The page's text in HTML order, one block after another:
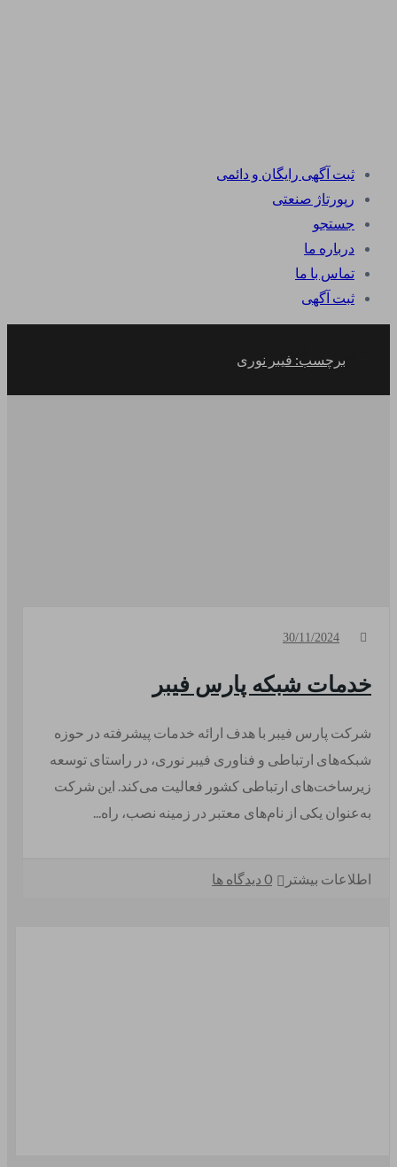
ثبت آگهی رایگان و دائمی
رپورتاژ صنعتی
جستجو
درباره ما
تماس با ما
ثبت آگهی
برچسب: فیبر نوری
30/11/2024
خدمات شبکه پارس فیبر
شرکت پارس فیبر با هدف ارائه خدمات پیشرفته در حوزه
شبکه‌های ارتباطی و فناوری فیبر نوری، در راستای توسعه
زیرساخت‌های ارتباطی کشور فعالیت می‌کند. این شرکت
به‌عنوان یکی از نام‌های معتبر در زمینه نصب، راه‌...
0 دیدگاه ها اطلاعات بیشتر